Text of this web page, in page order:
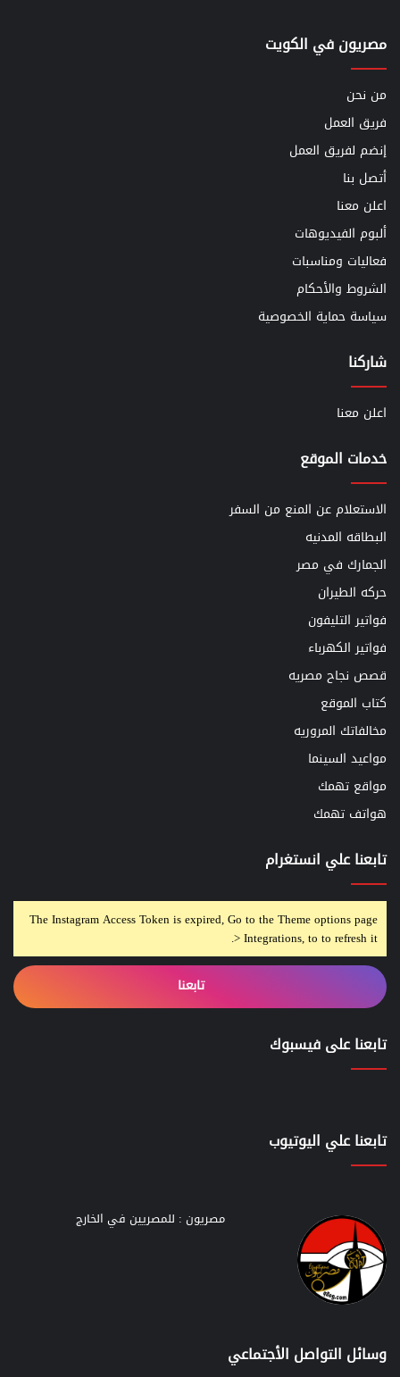
مصريون في الكويت
من نحن
فريق العمل
إنضم لفريق العمل
أتصل بنا
اعلن معنا
ألبوم الفيديوهات
فعاليات ومناسبات
الشروط والأحكام
سياسة حماية الخصوصية
شاركنا
اعلن معنا
خدمات الموقع
الاستعلام عن المنع من السفر
البطاقه المدنيه
الجمارك في مصر
حركه الطيران
فواتير التليفون
فواتير الكهرباء
قصص نجاح مصريه
كتاب الموقع
مخالفاتك المروريه
مواعيد السينما
مواقع تهمك
هواتف تهمك
تابعنا علي انستغرام
The Instagram Access Token is expired, Go to the Theme options page
> Integrations, to to refresh it.
تابعنا
تابعنا على فيسبوك
تابعنا علي اليوتيوب
مصريون : للمصريين في الخارج
وسائل التواصل الأجتماعي